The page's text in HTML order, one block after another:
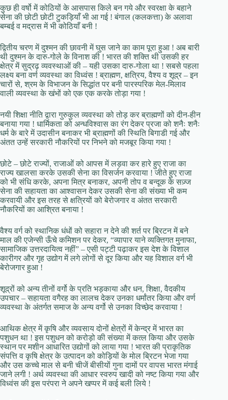
कुछ ही वर्षो में कोठियों के आसपास किले बन गये और स्वरक्षा के बहाने
सेना की छोटी छोटी टुकड़ियाँ भी आ गई ! बंगाल (कलकत्ता) के अलावा
बम्बई व मद्रास में भी कोठियाँ बनी !
द्वितीय चरण में दुश्मन की छावनी में घुस जाने का काम पूरा हुआ ! अब बारी
थी दुश्मन के दारु-गोले के विनाश की ! भारत की शक्ति थी उसकी हर
क्षेत्र में सुद्रढ़ व्यवस्थाओं की – यही उसका दारु-गोला था ! सबसे पहला
लक्ष्य बना वर्ण व्यवस्था का विध्वंस ! ब्राह्मण, क्षत्रिय, वैश्य व शूद्र – इन
चारों से, श्रम के विभाजन के सिद्धांत पर बनी पारस्परिक मेल-मिलाव
वाली व्यवस्था के खंभों को एक एक करके तोड़ा गया !
नयी शिक्षा नीति द्वारा गुरुकुल व्यवस्था को तोड़ कर ब्राह्मणों को दीन-हीन
बनाया गया ! धार्मिकता को अन्धविश्वास का रंग देकर प्रजा को शनैः शनैः
धर्म के बारे में उदासीन बनाकर भी ब्राह्मणों की स्थिति बिगाडी गई और
अंतत उन्हें सरकारी नौकरियों पर निभने को मजबूर किया गया !
छोटे – छोटे राज्यों, राजाओं को आपस में लड़वा कर हारे हुए राजा का
राज्य खालसा करके उसकी सेना का विसर्जन करवाया ! जीते हुए राजा
को भी संधि करके, अपना मित्र बनाकर, अपनी तोप व बन्दूक के सज़्ज
सेना की सहायता का आश्वासन देकर उसकी सेना की संख्या भी कम
करवायी और इस तरह से क्षत्रियों को बेरोजगार व अंतत सरकारी
नौकरियों का आश्रित बनाया !
वैश्य वर्ग को स्थानिक धंधों को सहारा न देने की शर्त पर ब्रिटन में बने
माल की एजेन्सी ऊँचे कमिशन पर देकर, “व्यापार याने व्यक्तिगत मुनाफा,
सामाजिक उत्तरदायित्व नहीं” – एसी पट्टी पढ़ाकर इस देश के विशाल
कारीगर और गृह उद्योग में लगे लोगों से दूर किया और यह विशाल वर्ग भी
बेरोजगार हुआ !
शूद्रों को अन्य तीनों वर्गो के प्रति भड़काया और धन, शिक्षा, वैदकीय
उपचार – सहायता वगैरह का लालच देकर उनका धर्मांतर किया और वर्ण
व्यवस्था के अंतर्गत समाज के अन्य वर्गो से उनका विच्छेद करवाया !
आथिक क्षेत्र में कृषि और व्यवसाय दोनों क्षेत्रों में केन्द्र में भारत का
पशुधन था ! इस पशुधन को करोड़ो की संख्या में कत्ल किया और उसके
स्थान पर मशीन आधारित उद्योगों को लाया गया ! भारत की प्राकृतिक
संपत्ति व कृषि क्षेत्र के उत्पादन को कोड़ियों के मोल ब्रिटन भेजा गया
और उस कच्चे माल से बनी चीजें बीसीयों गुना दामों पर वापस भारत मंगाई
जाने लगी ! अर्थ व्यवस्था की आधार स्वरुप खादी को नष्ट किया गया और
विध्वंस की इस परंपरा ने अपने खप्पर में कई बली लिये !